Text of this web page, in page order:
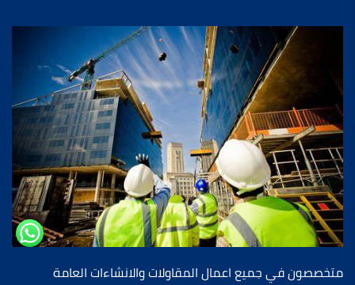
ﻣﺘﺨﺼﺼﻮن ﻓﻲ ﺟﻤﯿﻊ اﻋﻤﺎل اﻟﻤﻘﺎوﻻت واﻻﻧﺸﺎءات اﻟﻌﺎﻣﺔ